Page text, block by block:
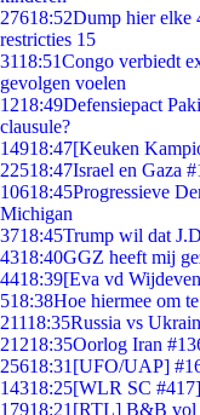
27618:52Dump hier elke
restricties 15
3118:51Congo verbiedt
gevolgen voelen
1218:49Defensiepact
clausule?
14918:47[Keuken
22518:47Israel en Gaza
10618:45Progressieve
Michigan
3718:45Trump wil dat
4318:40GGZ heeft mij
4418:39[Eva vd
518:38Hoe hiermee om
21118:35Russia vs
21218:35Oorlog Iran
25618:31 [UFO/UAP]
14318:25[WLR SC
17918:21 [RTL] B&B vol